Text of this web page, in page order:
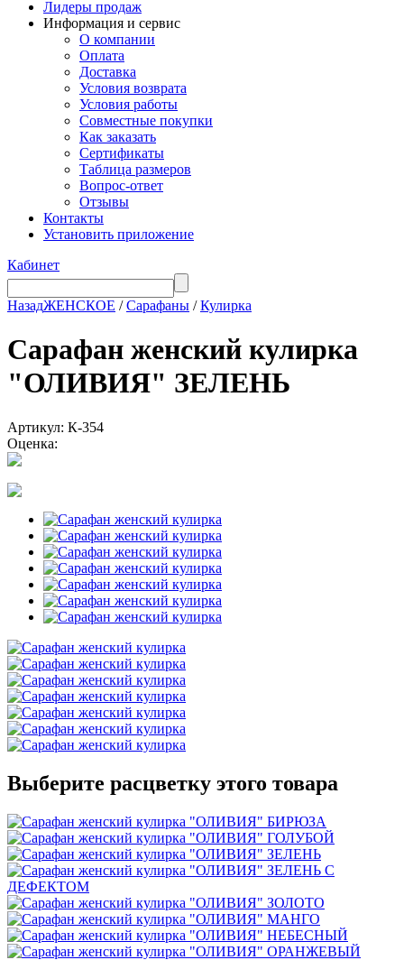
Лидеры продаж
Информация и сервис
О компании
Оплата
Доставка
Условия возврата
Условия работы
Совместные покупки
Как заказать
Сертификаты
Таблица размеров
Вопрос-ответ
Отзывы
Контакты
Установить приложение
Кабинет
НазадЖЕНСКОЕ /Сарафаны /Кулирка
Сарафан женский кулирка
"ОЛИВИЯ" ЗЕЛЕНЬ
Артикул: К-354
Оценка:
Выберите расцветку этого товара